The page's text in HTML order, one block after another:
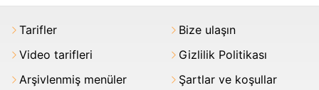
Tarifler
Video tarifleri
Arşivlenmiş menüler
Bize ulaşın
Gizlilik Politikası
Şartlar ve koşullar